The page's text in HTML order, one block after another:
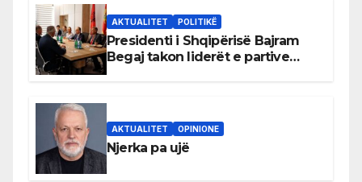
AKTUALITET POLITIKË
Presidenti i Shqipërisë Bajram
Begaj takon liderët e partive
AKTUALITET OPINIONE
Njerka pa ujë